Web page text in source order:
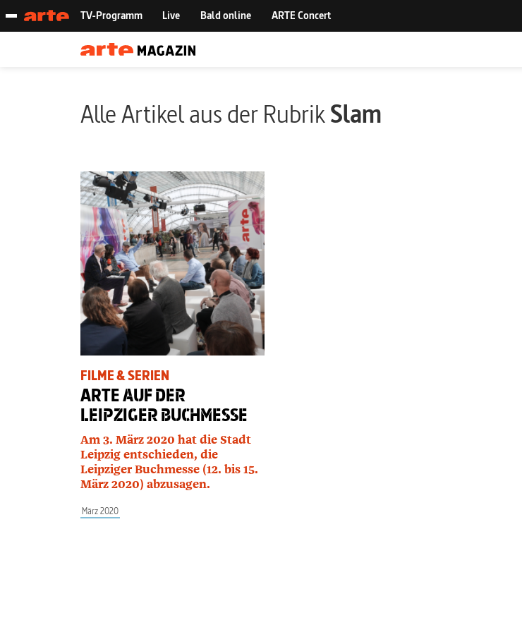
Alle Artikel aus der RubrikSlam
FILME & SERIEN
ARTEAUF DER
LEIPZIGER BUCHMESSE
Am 3. März 2020 hat die Stadt
Leipzig entschieden, die
Leipziger Buchmesse (12. bis 15.
März 2020) abzusagen.
März 2020